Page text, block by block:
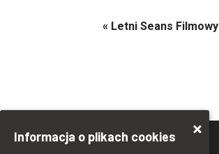
« Letni Seans Filmowy
Informacja o plikach cookies